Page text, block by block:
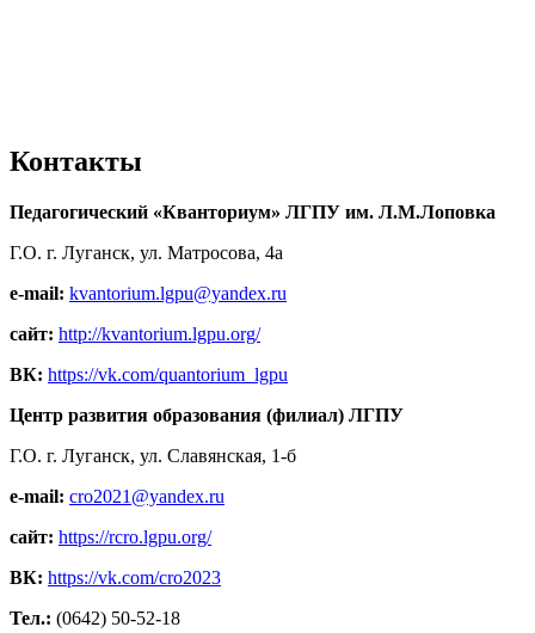
Контакты
Педагогический «Кванториум» ЛГПУ им. Л.М.Лоповка
Г.О. г. Луганск, ул. Матросова, 4а
e-mail: kvantorium.lgpu@yandex.ru
сайт: http://kvantorium.lgpu.org/
ВК: https://vk.com/quantorium_lgpu
Центр развития образования (филиал) ЛГПУ
Г.О. г. Луганск, ул. Славянская, 1-б
e-mail: cro2021@yandex.ru
сайт: https://rcro.lgpu.org/
ВК: https://vk.com/cro2023
Тел.: (0642) 50-52-18